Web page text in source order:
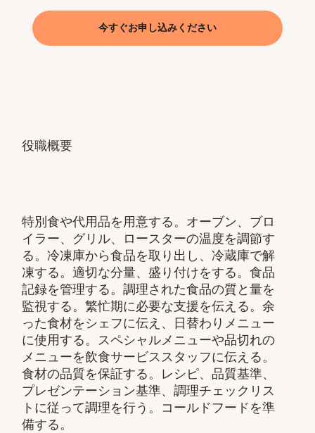
役職概要
特別食や代用品を用意する。オーブン、ブロ
イラー、グリル、ロースターの温度を調節す
る。冷凍庫から食品を取り出し、冷蔵庫で解
凍する。適切な分量、盛り付けをする。食品
記録を管理する。調理された食品の質と量を
監視する。繁忙期に必要な支援を伝える。余
った食材をシェフに伝え、日替わりメニュー
に使用する。スペシャルメニューや品切れの
メニューを飲食サービススタッフに伝える。
食材の品質を保証する。レシピ、品質基準、
プレゼンテーション基準、調理チェックリス
トに従って調理を行う。コールドフードを準
備する。
今すぐお申し込みください